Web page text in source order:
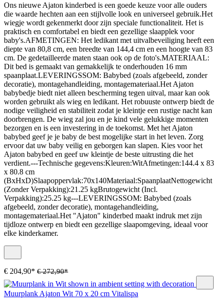
Ons nieuwe Ajaton kinderbed is een goede keuze voor alle ouders
die waarde hechten aan een stijlvolle look en universeel gebruik.Het
wiegje wordt gekenmerkt door zijn speciale functionaliteit. Het is
praktisch en comfortabel en biedt een gezellige slaapplek voor
baby's.AFMETINGEN: Het ledikant met uitvalbeveiliging heeft een
diepte van 80,8 cm, een breedte van 144,4 cm en een hoogte van 83
cm. De gedetailleerde maten staan ook op de foto's.MATERIAAL:
Dit bed is gemaakt van gemakkelijk te onderhouden 16 mm
spaanplaat.LEVERINGSSOM: Babybed (zoals afgebeeld, zonder
decoratie), montagehandleiding, montagemateriaal.Het Ajaton
babybedje biedt niet alleen bescherming tegen uitval, maar kan ook
worden gebruikt als wieg en ledikant. Het robuuste ontwerp biedt de
nodige veiligheid en stabiliteit zodat je kleintje een rustige nacht kan
doorbrengen. De wieg zal jou en je kind vele gelukkige momenten
bezorgen en is een investering in de toekomst. Met het Ajaton
babybed geef je je baby de best mogelijke start in het leven. Zorg
ervoor dat uw baby veilig en geborgen kan slapen. Kies voor het
Ajaton babybed en geef uw kleintje de beste uitrusting die het
verdient.---Technische gegevens:Kleuren:WitAfmetingen:144.4 x 83
x 80.8 cm
(BxHxD)Slaapoppervlak:70x140Materiaal:SpaanplaatNettogewicht
(Zonder Verpakking):21.25 kgBrutogewicht (Incl.
Verpakking):25.25 kg---LEVERINGSSOM: Babybed (zoals
afgebeeld, zonder decoratie), montagehandleiding,
montagemateriaal.Het "Ajaton" kinderbed maakt indruk met zijn
tijdloze ontwerp en biedt een gezellige slaapomgeving, ideaal voor
elke kinderkamer.
€ 204,90* € 272,90*
Muurplank Ajaton Wit 70 x 20 cm Vitalispa